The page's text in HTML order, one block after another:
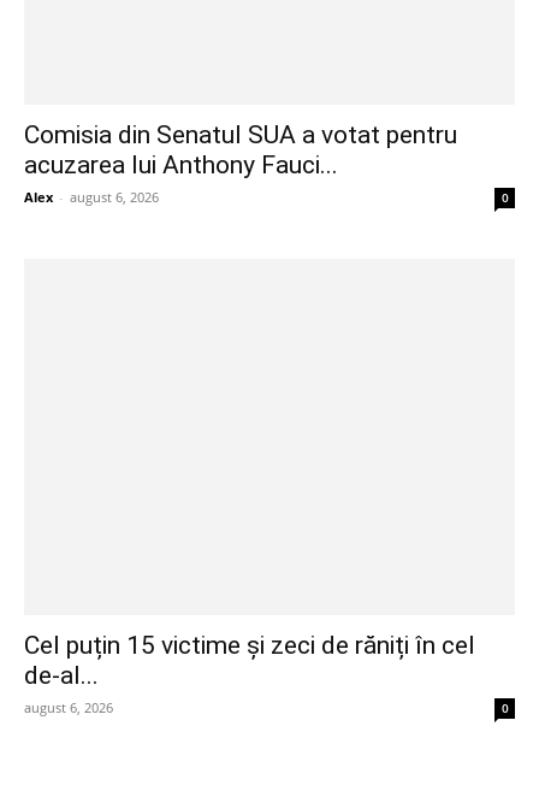
Comisia din Senatul SUA a votat pentru
acuzarea lui Anthony Fauci...
Alex - august 6, 2026 0
Cel puțin 15 victime și zeci de răniți în cel
de-al...
august 6, 2026 0